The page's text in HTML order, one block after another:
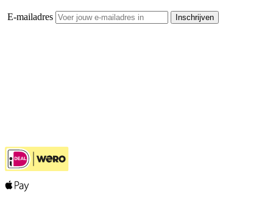
E-mailadres Inschrijven